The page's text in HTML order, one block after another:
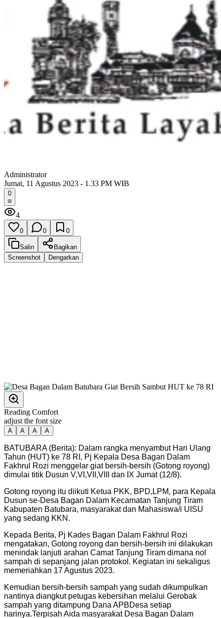
Administrator
Jumat, 11 Agustus 2023 - 1.33 PM WIB
0
4
0 0 0
Salin
Bagikan
Screenshot
Dengarkan
Reading Comfort
adjust the font size
A A A A
BATUBARA (Berita): Dalam rangka menyambut Hari Ulang
Tahun (HUT) ke 78 RI, Pj Kepala Desa Bagan Dalam
Fakhrul Rozi menggelar giat bersih-bersih (Gotong royong)
dimulai titik Dusun V,VI,VII,VIII dan IX Jumat (12/8).
Gotong royong itu diikuti Ketua PKK, BPD,LPM, para Kepala
Dusun se-Desa Bagan Dalam Kecamatan Tanjung Tiram
Kabupaten Batubara, masyarakat dan Mahasiswa/i UISU
yang sedang KKN.
Kepada Berita, Pj Kades Bagan Dalam Fakhrul Rozi
mengatakan, Gotong royong dan bersih-bersih ini dilakukan
menindak lanjuti arahan Camat Tanjung Tiram dimana nol
sampah di sepanjang jalan protokol. Kegiatan ini sekaligus
memeriahkan 17 Agustus 2023.
Kemudian bersih-bersih sampah yang sudah dikumpulkan
nantinya diangkut petugas kebersihan melalui Gerobak
sampah yang ditampung Dana APBDesa setiap
harinya.Terpisah Aida masyarakat Desa Bagan Dalam